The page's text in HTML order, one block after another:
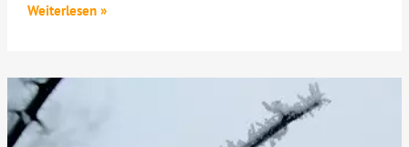
Winterreifen
achten
sollte
Weiterlesen »